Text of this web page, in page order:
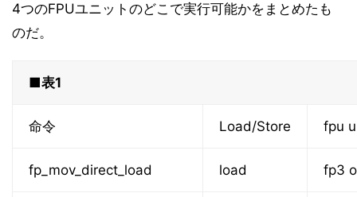
4つのFPUユニットのどこで実行可能かをまとめたも
のだ。
■表1
命令 Load/Store fpu
fp_mov_direct_load load fp3